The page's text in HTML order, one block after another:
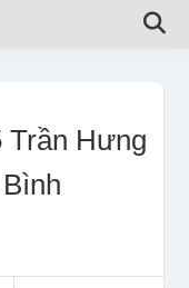
Trần Hưng